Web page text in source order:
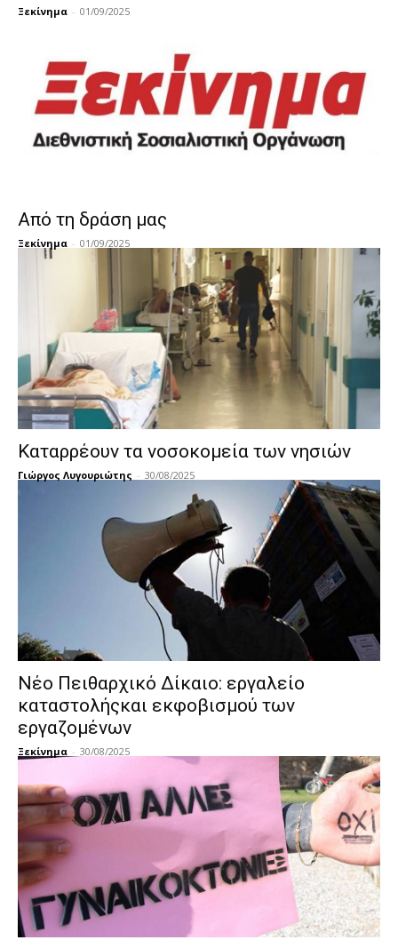
Ξεκίνημα - 01/09/2025
Από τη δράση μας
Ξεκίνημα - 01/09/2025
Καταρρέουν τα νοσοκομεία των νησιών
Γιώργος Λυγουριώτης - 30/08/2025
Νέο Πειθαρχικό Δίκαιο: εργαλείο
καταστολήςκαι εκφοβισμού των
εργαζομένων
Ξεκίνημα - 30/08/2025